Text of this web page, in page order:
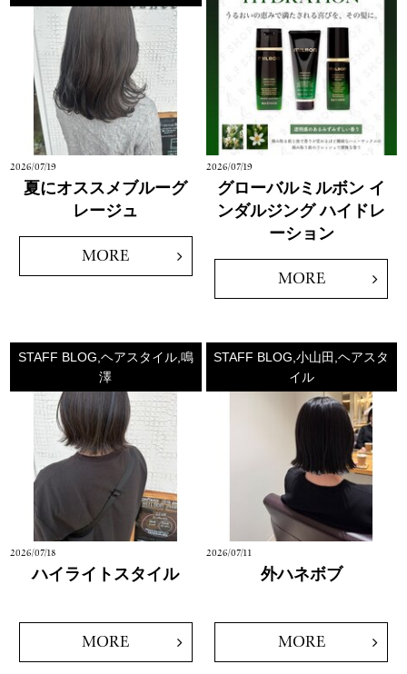
2026/07/19
夏にオススメブルーグ
レージュ
MORE
2026/07/19
グローバルミルボン イ
ンダルジング ハイドレ
ーション
MORE
STAFF BLOG,ヘアスタイル,鳴
澤
2026/07/18
ハイライトスタイル
MORE
STAFF BLOG,小山田,ヘアスタ
イル
2026/07/11
外ハネボブ
MORE